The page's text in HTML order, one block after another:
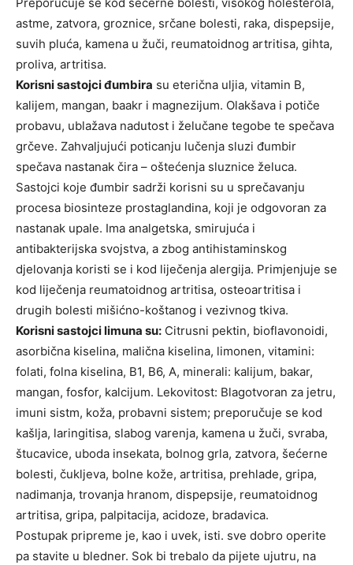
Preporučuje se kod šečerne bolesti, visokog holesterola,
astme, zatvora, groznice, srčane bolesti, raka, dispepsije,
suvih pluća, kamena u žuči, reumatoidnog artritisa, gihta,
proliva, artritisa.
Korisni sastojci đumbira su eterična uljia, vitamin B,
kalijem, mangan, baakr i magnezijum. Olakšava i potiče
probavu, ublažava nadutost i želučane tegobe te spečava
grčeve. Zahvaljujući poticanju lučenja sluzi đumbir
spečava nastanak čira – oštećenja sluznice želuca.
Sastojci koje đumbir sadrži korisni su u sprečavanju
procesa biosinteze prostaglandina, koji je odgovoran za
nastanak upale. Ima analgetska, smirujuća i
antibakterijska svojstva, a zbog antihistaminskog
djelovanja koristi se i kod liječenja alergija. Primjenjuje se
kod liječenja reumatoidnog artritisa, osteoartritisa i
drugih bolesti mišićno-koštanog i vezivnog tkiva.
Korisni sastojci limuna su: Citrusni pektin, bioflavonoidi,
asorbična kiselina, malična kiselina, limonen, vitamini:
folati, folna kiselina, B1, B6, A, minerali: kalijum, bakar,
mangan, fosfor, kalcijum. Lekovitost: Blagotvoran za jetru,
imuni sistm, koža, probavni sistem; preporučuje se kod
kašlja, laringitisa, slabog varenja, kamena u žuči, svraba,
štucavice, uboda insekata, bolnog grla, zatvora, šećerne
bolesti, čukljeva, bolne kože, artritisa, prehlade, gripa,
nadimanja, trovanja hranom, dispepsije, reumatoidnog
artritisa, gripa, palpitacija, acidoze, bradavica.
Postupak pripreme je, kao i uvek, isti. sve dobro operite
pa stavite u bledner. Sok bi trebalo da pijete ujutru, na